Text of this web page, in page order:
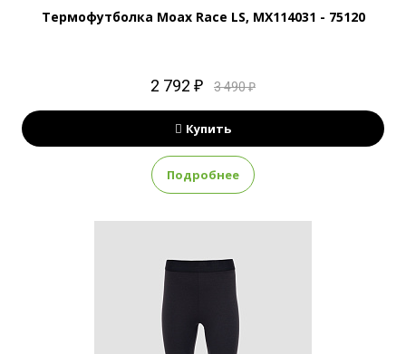
Термофутболка Moax Race LS, MX114031 - 75120
2 792 ₽ 3 490 ₽
Купить
Подробнее